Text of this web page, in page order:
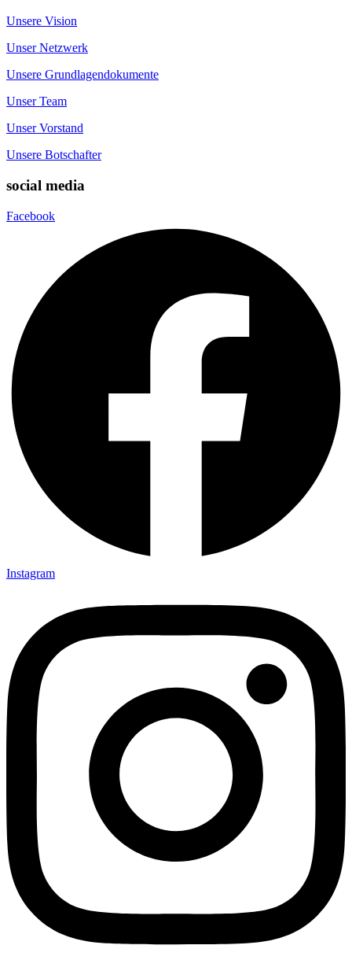
Unsere Vision
Unser Netzwerk
Unsere Grundlagendokumente
Unser Team
Unser Vorstand
Unsere Botschafter
social media
Facebook
Instagram